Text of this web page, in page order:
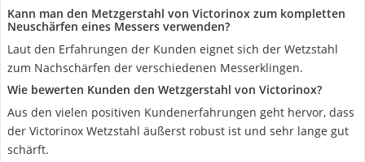
Kann man den Metzgerstahl von Victorinox zum kompletten
Neuschärfen eines Messers verwenden?
Laut den Erfahrungen der Kunden eignet sich der Wetzstahl
zum Nachschärfen der verschiedenen Messerklingen.
Wie bewerten Kunden den Wetzgerstahl von Victorinox?
Aus den vielen positiven Kundenerfahrungen geht hervor, dass
der Victorinox Wetzstahl äußerst robust ist und sehr lange gut
schärft.